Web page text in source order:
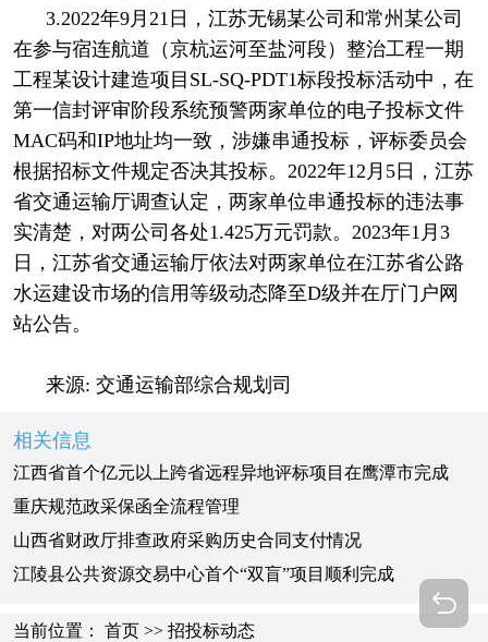
3.2022年9月21日，江苏无锡某公司和常州某公司
在参与宿连航道（京杭运河至盐河段）整治工程一期
工程某设计建造项目SL-SQ-PDT1标段投标活动中，在
第一信封评审阶段系统预警两家单位的电子投标文件
MAC码和IP地址均一致，涉嫌串通投标，评标委员会
根据招标文件规定否决其投标。2022年12月5日，江苏
省交通运输厅调查认定，两家单位串通投标的违法事
实清楚，对两公司各处1.425万元罚款。2023年1月3
日，江苏省交通运输厅依法对两家单位在江苏省公路
水运建设市场的信用等级动态降至D级并在厅门户网
站公告。
来源: 交通运输部综合规划司
相关信息
江西省首个亿元以上跨省远程异地评标项目在鹰潭市完成
重庆规范政采保函全流程管理
山西省财政厅排查政府采购历史合同支付情况
江陵县公共资源交易中心首个“双盲”项目顺利完成
当前位置： 首页 >> 招投标动态